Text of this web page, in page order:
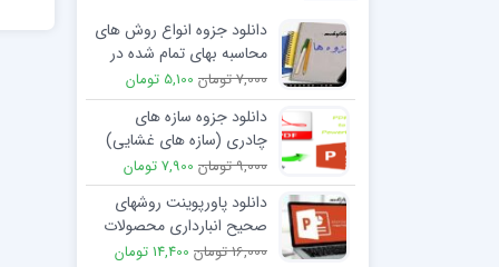
دانلود جزوه انواع روش های
محاسبه بهای تمام شده در
سیستم ادواری
7,000 تومان 5,100 تومان
دانلود جزوه سازه های
چادری (سازه های غشایی)
9,000 تومان 7,900 تومان
دانلود پاورپوینت روشهای
صحیح انبارداری محصولات
دارویی GSP
16,000 تومان 14,400 تومان